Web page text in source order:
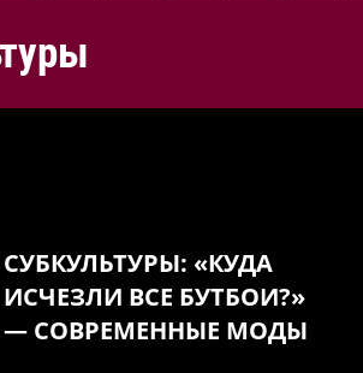
СУБКУЛЬТУРЫ: «КУДА
ИСЧЕЗЛИ ВСЕ БУТБОИ?»
— СОВРЕМЕННЫЕ МОДЫ